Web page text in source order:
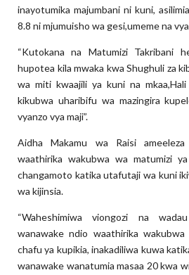
inayotumika majumbani ni kuni,
8.8 ni mjumuisho wa gesi,umeme na
“Kutokana na Matumizi Takribani
hupotea kila mwaka kwa Shughuli za
wa miti kwaajili ya kuni na
kikubwa uharibifu wa mazingira
vyanzo vya maji”.
Aidha Makamu wa Raisi
waathirika wakubwa wa matumizi
changamoto katika utafutaji wa kuni
wa kijinsia.
“Waheshimiwa viongozi na
wanawake ndio waathirika
chafu ya kupikia, inakadiliwa kuwa
wanawake wanatumia masaa 20 kwa